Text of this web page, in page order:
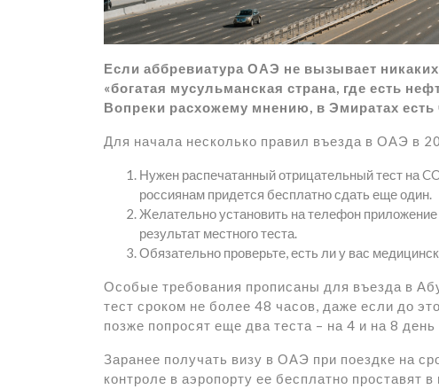
Если аббревиатура ОАЭ не вызывает
«богатая мусульманская страна, где есть
Вопреки расхожему мнению, в Эмиратах есть
Для начала несколько правил въезда в ОАЭ в
Нужен распечатанный отрицательный тест на
россиянам придется бесплатно сдать еще один.
Желательно установить на телефон
результат местного теста.
Обязательно проверьте, есть ли у вас
Особые требования прописаны для въезда в
тест сроком не более 48 часов, даже если до
позже попросят еще два теста – на 4 и на 8
Заранее получать визу в ОАЭ при поездке на
контроле в аэропорту ее бесплатно проставят